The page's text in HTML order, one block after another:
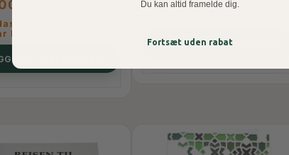
DKK
2 Artikel(er)
I Lager
TILL VARUKORGEN
LÄGG TILL VARUKORGEN
Du kan altid framelde dig.
Fortsæt uden rabat